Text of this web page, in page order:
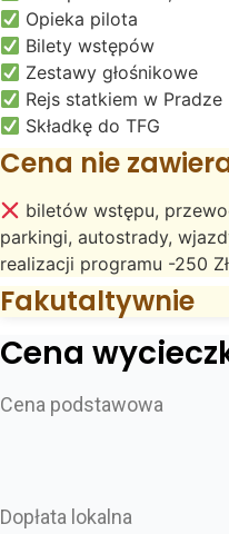
Opieka pilota
Bilety wstępów
Zestawy głośnikowe
Rejs statkiem w Pradze
Składkę do TFG
Cena nie
biletów wstępu,
parkingi, autostrady,
realizacji programu -250 Zł
Fakutaltywnie
Cena
Cena podstawowa
Dopłata lokalna